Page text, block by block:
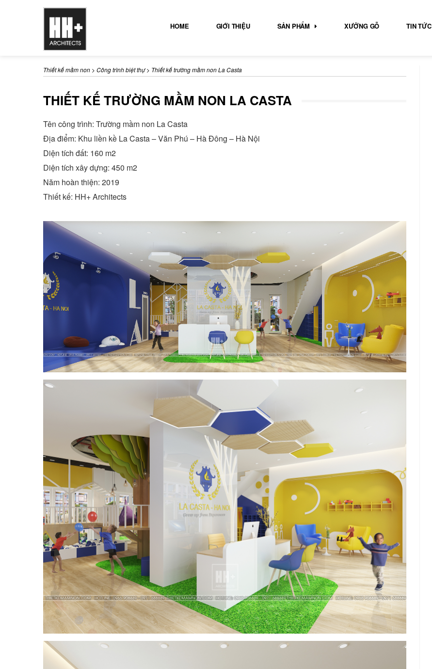
HOME GIỚI THIỆU SẢN PHẨM XƯỞNG GỖ TIN TỨC
Thiết kế mầm non > Công trình biệt thự> Thiết kế trường mầm non La Casta
THIẾT KẾ TRƯỜNG MẦM NON LA CASTA
Tên công trình: Trường mầm non La Casta
Địa điểm: Khu liền kề La Casta – Văn Phú – Hà Đông – Hà Nội
Diện tích đất: 160 m2
Diện tích xây dựng: 450 m2
Năm hoàn thiện: 2019
Thiết kế: HH+ Architects